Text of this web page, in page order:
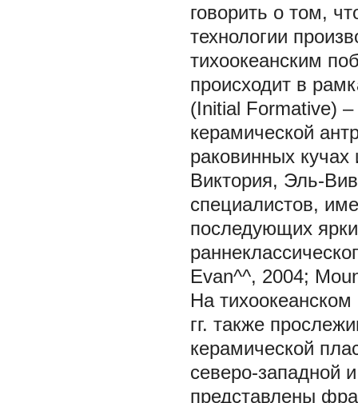
говорить о том,
технологии
тихоокеанским
происходит в
(Initial Formative)
керамической
раковинных
Виктория, Эль-
специалистов,
последующих
Evan^^, 2004;
На
гг. также
керамической
северо-западной
представлены